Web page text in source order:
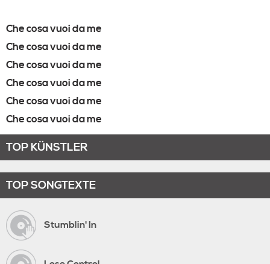
Che cosa vuoi da me
Che cosa vuoi da me
Che cosa vuoi da me
Che cosa vuoi da me
Che cosa vuoi da me
Che cosa vuoi da me
TOP KÜNSTLER
TOP SONGTEXTE
Stumblin' In